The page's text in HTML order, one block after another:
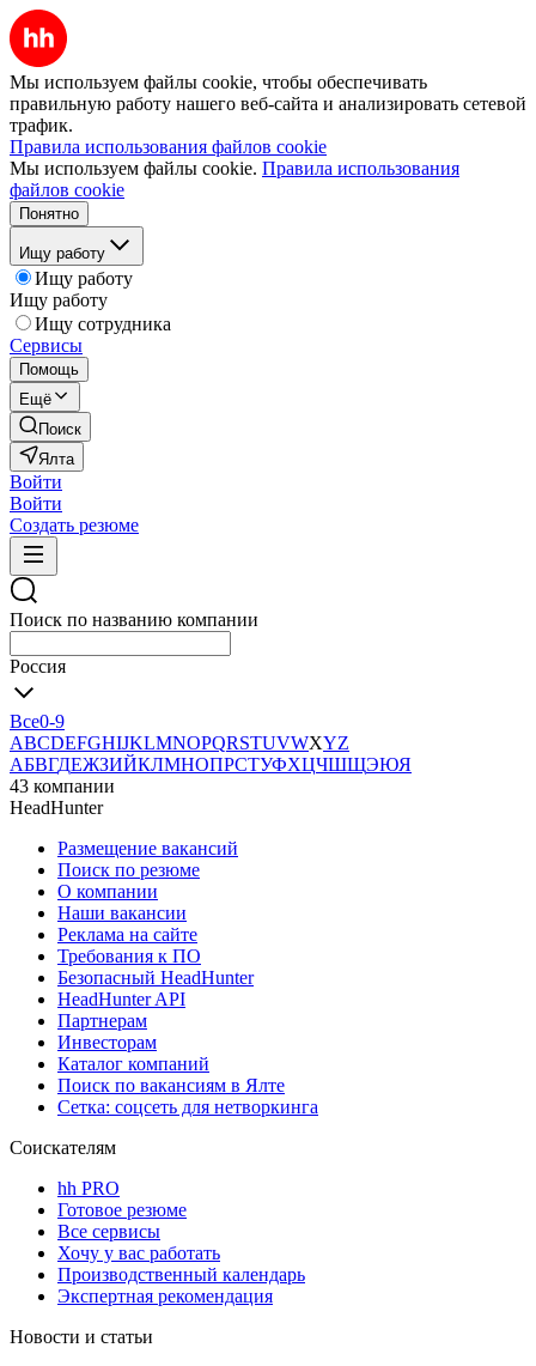
Мы используем файлы cookie, чтобы обеспечивать
правильную работу нашего веб-сайта и анализировать сетевой
трафик.
Правила использования файлов cookie
Мы используем файлы cookie. Правила использования
файлов cookie
Понятно
Ищу работу
Ищу работу
Ищу работу
Ищу сотрудника
Сервисы
Помощь
Ещё
Поиск
Ялта
Войти
Войти
Создать резюме
Поиск по названию компании
Россия
Все0-9
ABCDEFGHIJKLMNOPQRSTUVWXYZ
АБВГДЕЖЗИЙКЛМНОПРСТУФХЦЧШЩЭЮЯ
43 компании
HeadHunter
Размещение вакансий
Поиск по резюме
О компании
Наши вакансии
Реклама на сайте
Требования к ПО
Безопасный HeadHunter
HeadHunter API
Партнерам
Инвесторам
Каталог компаний
Поиск по вакансиям в Ялте
Сетка: соцсеть для нетворкинга
Соискателям
hh PRO
Готовое резюме
Все сервисы
Хочу у вас работать
Производственный календарь
Экспертная рекомендация
Новости и статьи